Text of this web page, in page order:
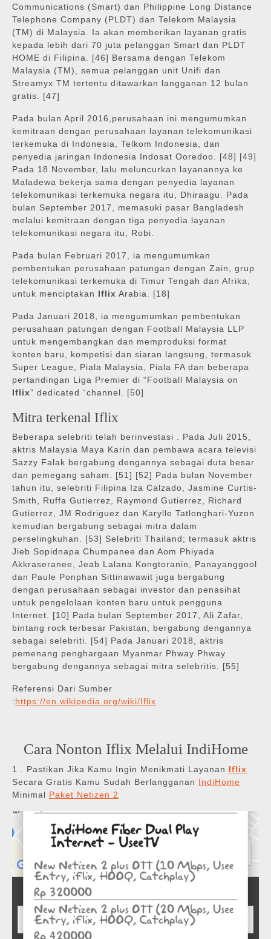
Communications (Smart) dan Philippine Long Distance
Telephone Company (PLDT) dan Telekom Malaysia
(TM) di Malaysia. Ia akan memberikan layanan gratis
kepada lebih dari 70 juta pelanggan Smart dan PLDT
HOME di Filipina. [46] Bersama dengan Telekom
Malaysia (TM), semua pelanggan unit Unifi dan
Streamyx TM tertentu ditawarkan langganan 12 bulan
gratis. [47]
Pada bulan April 2016,perusahaan ini mengumumkan
kemitraan dengan perusahaan layanan telekomunikasi
terkemuka di Indonesia, Telkom Indonesia, dan
penyedia jaringan Indonesia Indosat Ooredoo. [48] ​​[49]
Pada 18 November, lalu meluncurkan layanannya ke
Maladewa bekerja sama dengan penyedia layanan
telekomunikasi terkemuka negara itu, Dhiraagu. Pada
bulan September 2017, memasuki pasar Bangladesh
melalui kemitraan dengan tiga penyedia layanan
telekomunikasi negara itu, Robi.
Pada bulan Februari 2017, ia mengumumkan
pembentukan perusahaan patungan dengan Zain, grup
telekomunikasi terkemuka di Timur Tengah dan Afrika,
untuk menciptakan Iflix Arabia. [18]
Pada Januari 2018, ia mengumumkan pembentukan
perusahaan patungan dengan Football Malaysia LLP
untuk mengembangkan dan memproduksi format
konten baru, kompetisi dan siaran langsung, termasuk
Super League, Piala Malaysia, Piala FA dan beberapa
pertandingan Liga Premier di “Football Malaysia on
Iflix” dedicated “channel. [50]
Mitra terkenal Iflix
Beberapa selebriti telah berinvestasi . Pada Juli 2015,
aktris Malaysia Maya Karin dan pembawa acara televisi
Sazzy Falak bergabung dengannya sebagai duta besar
dan pemegang saham. [51] [52] Pada bulan November
tahun itu, selebriti Filipina Iza Calzado, Jasmine Curtis-
Smith, Ruffa Gutierrez, Raymond Gutierrez, Richard
Gutierrez, JM Rodriguez dan Karylle Tatlonghari-Yuzon
kemudian bergabung sebagai mitra dalam
perselingkuhan. [53] Selebriti Thailand; termasuk aktris
Jieb Sopidnapa Chumpanee dan Aom Phiyada
Akkraseranee, Jeab Lalana Kongtoranin, Panayanggool
dan Paule Ponphan Sittinawawit juga bergabung
dengan perusahaan sebagai investor dan penasihat
untuk pengelolaan konten baru untuk pengguna
Internet. [10] Pada bulan September 2017, Ali Zafar,
bintang rock terbesar Pakistan, bergabung dengannya
sebagai selebriti. [54] Pada Januari 2018, aktris
pemenang penghargaan Myanmar Phway Phway
bergabung dengannya sebagai mitra selebritis. [55]
Referensi Dari Sumber
:https://en.wikipedia.org/wiki/Iflix
Cara Nonton Iflix Melalui IndiHome
1 . Pastikan Jika Kamu Ingin Menikmati Layanan Iflix
Secara Gratis Kamu Sudah Berlangganan IndiHome
Minimal Paket Netizen 2